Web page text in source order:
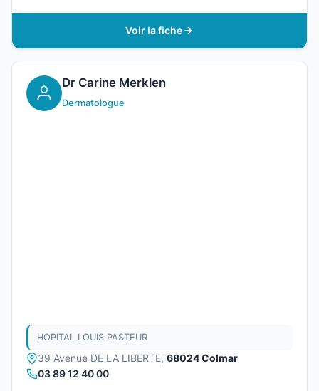
Voir la fiche
Dr Carine Merklen
Dermatologue
HOPITAL LOUIS PASTEUR
39 Avenue DE LA LIBERTE, 68024 Colmar
03 89 12 40 00